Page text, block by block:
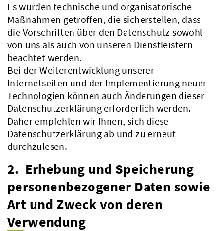
Es wurden technische und organisatorische
Maßnahmen getroffen, die sicherstellen, dass
die Vorschriften über den Datenschutz sowohl
von uns als auch von unseren Dienstleistern
beachtet werden.
Bei der Weiterentwicklung unserer
Internetseiten und der Implementierung neuer
Technologien können auch Änderungen dieser
Datenschutzerklärung erforderlich werden.
Daher empfehlen wir Ihnen, sich diese
Datenschutzerklärung ab und zu erneut
durchzulesen.
2. Erhebung und Speicherung
personenbezogener Daten sowie
Art und Zweck von deren
Verwendung